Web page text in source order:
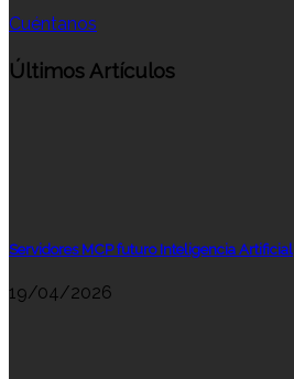
Cuéntanos
Últimos Artículos
Servidores MCP futuro Inteligencia Artificial
19/04/2026